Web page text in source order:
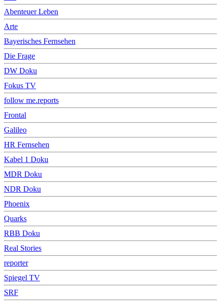
Abenteuer Leben
Arte
Bayerisches Fernsehen
Die Frage
DW Doku
Fokus TV
follow me.reports
Frontal
Galileo
HR Fernsehen
Kabel 1 Doku
MDR Doku
NDR Doku
Phoenix
Quarks
RBB Doku
Real Stories
reporter
Spiegel TV
SRF